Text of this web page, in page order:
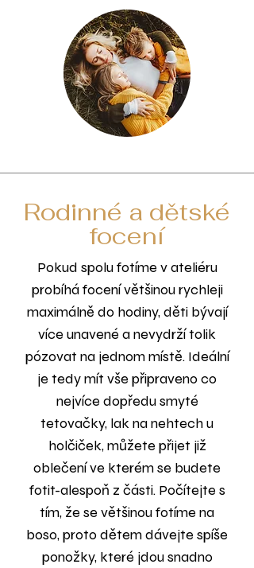
Rodinné a dětské
focení
Pokud spolu fotíme v ateliéru
probíhá focení většinou rychleji
maximálně do hodiny, děti bývají
více unavené a nevydrží tolik
pózovat na jednom místě. Ideální
je tedy mít vše připraveno co
nejvíce dopředu smyté
tetovačky, lak na nehtech u
holčiček, můžete přijet již
oblečení ve kterém se budete
fotit-alespoň z části. Počítejte s
tím, že se většinou fotíme na
boso, proto dětem dávejte spíše
ponožky, které jdou snadno